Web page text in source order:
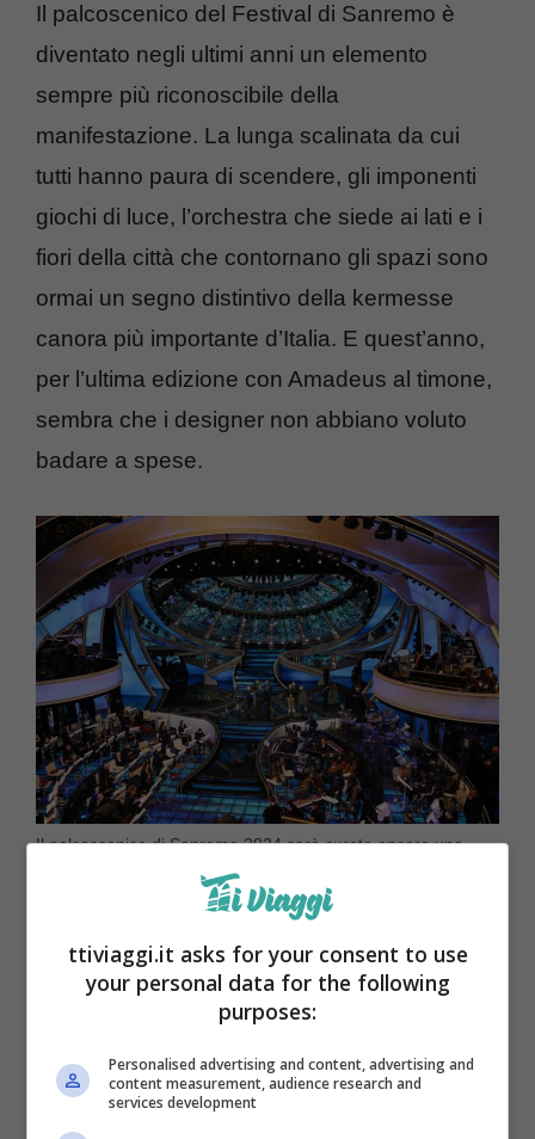
Il palcoscenico del Festival di Sanremo è
diventato negli ultimi anni un elemento
sempre più riconoscibile della
manifestazione. La lunga scalinata da cui
tutti hanno paura di scendere, gli imponenti
giochi di luce, l’orchestra che siede ai lati e i
fiori della città che contornano gli spazi sono
ormai un segno distintivo della kermesse
canora più importante d’Italia. E quest’anno,
per l’ultima edizione con Amadeus al timone,
sembra che i designer non abbiano voluto
badare a spese.
Il palcoscenico di Sanremo 2024 sarà curato ancora una
volta dagli scenografi Gaetano e Maria Chiara Castelli (Foto
ttiviaggi.it asks for your consent to use
your personal data for the following
purposes:
Personalised advertising and content, advertising and
content measurement, audience research and
services development